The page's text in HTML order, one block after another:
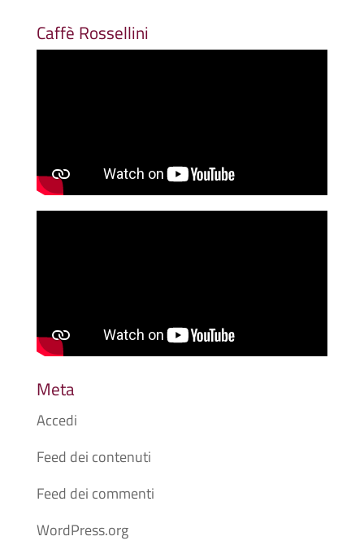
Caffè Rossellini
Meta
Accedi
Feed dei contenuti
Feed dei commenti
WordPress.org